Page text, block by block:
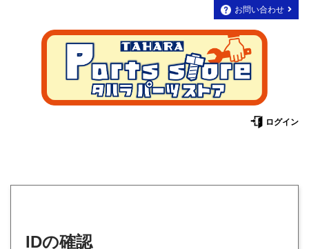
お問い合わせ
ログイン